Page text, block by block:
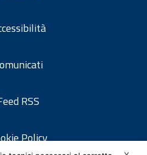
RSS
Policy